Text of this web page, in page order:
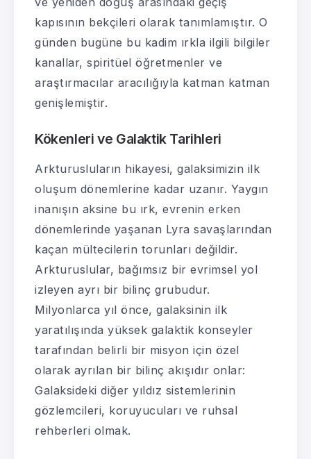
kapısının bekçileri olarak tanımlamıştır. O
günden bugüne bu kadim ırkla ilgili bilgiler
kanallar, spiritüel öğretmenler ve
araştırmacılar aracılığıyla katman katman
genişlemiştir.
Kökenleri ve Galaktik Tarihleri
Arkturusluların hikayesi, galaksimizin ilk
oluşum dönemlerine kadar uzanır. Yaygın
inanışın aksine bu ırk, evrenin erken
dönemlerinde yaşanan Lyra savaşlarından
kaçan mültecilerin torunları değildir.
Arkturuslular, bağımsız bir evrimsel yol
izleyen ayrı bir bilinç grubudur.
Milyonlarca yıl önce, galaksinin ilk
yaratılışında yüksek galaktik konseyler
tarafından belirli bir misyon için özel
olarak ayrılan bir bilinç akışıdır onlar:
Galaksideki diğer yıldız sistemlerinin
gözlemcileri, koruyucuları ve ruhsal
rehberleri olmak.